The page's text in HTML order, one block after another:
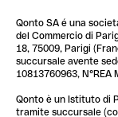
Glossario
Qonto SA é una
del Commercio di
18, 75009, Parigi
succursale avente
10813760963,
Qonto è un Istituto di
tramite succursale